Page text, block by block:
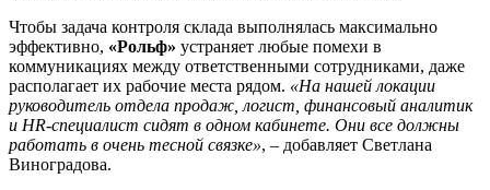
Чтобы задача контроля склада выполнялась максимально
эффективно, «Рольф» устраняет любые помехи в
коммуникациях между ответственными сотрудниками, даже
располагает их рабочие места рядом. «На нашей локации
руководитель отдела продаж, логист, финансовый аналитик
и HR-специалист сидят в одном кабинете. Они все должны
работать в очень тесной связке», – добавляет Светлана
Виноградова.